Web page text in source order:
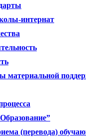
интернат
материальной
(перевода)